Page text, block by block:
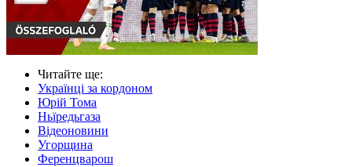
Читайте ще:
Українці за кордоном
Юрій Тома
Ньїредьгаза
Відеоновини
Угорщина
Ференцварош